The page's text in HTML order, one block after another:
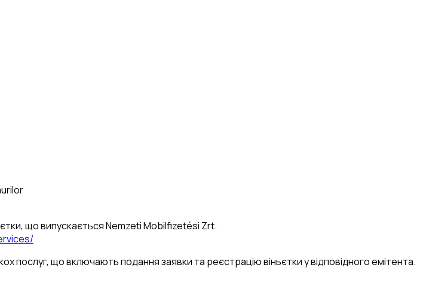
що випускається Nemzeti Mobilfizetési Zrt.
послуг, що включають подання заявки та реєстрацію віньєтки у відповідного емітента.